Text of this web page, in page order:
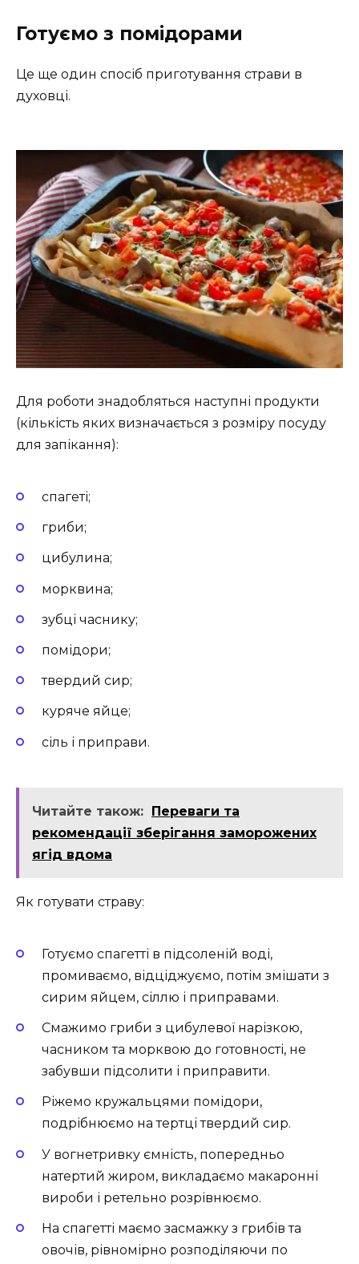
Готуємо з помідорами
Це ще один спосіб приготування страви в
духовці.
Для роботи знадобляться наступні продукти
(кількість яких визначається з розміру посуду
для запікання):
спагеті;
гриби;
цибулина;
морквина;
зубці часнику;
помідори;
твердий сир;
куряче яйце;
сіль і приправи.
Читайте також: Переваги та
рекомендації зберігання заморожених
ягід вдома
Як готувати страву:
Готуємо спагетті в підсоленій воді,
промиваємо, відціджуємо, потім змішати з
сирим яйцем, сіллю і приправами.
Смажимо гриби з цибулевої нарізкою,
часником та морквою до готовності, не
забувши підсолити і приправити.
Ріжемо кружальцями помідори,
подрібнюємо на тертці твердий сир.
У вогнетривку ємність, попередньо
натертий жиром, викладаємо макаронні
вироби і ретельно розрівнюємо.
На спагетті маємо засмажку з грибів та
овочів, рівномірно розподіляючи по